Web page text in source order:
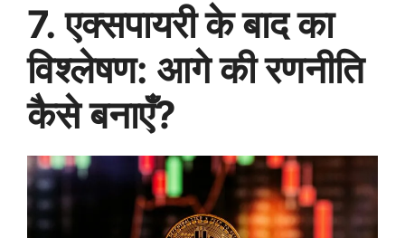
7. एक्सपायरी के बाद का
विश्लेषण: आगे की रणनीति
कैसे बनाएँ?